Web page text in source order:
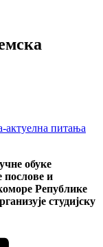
актуелна питања
обуке
послове и
Републике
студијску